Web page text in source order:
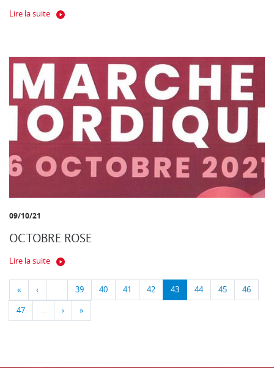
Lire la suite
09/10/21
OCTOBRE ROSE
Lire la suite
« ‹ … 39 40 41 42 43 44 45 46
47 … › »